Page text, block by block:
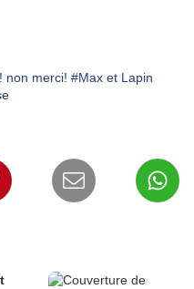
non merci! #Max et Lapin